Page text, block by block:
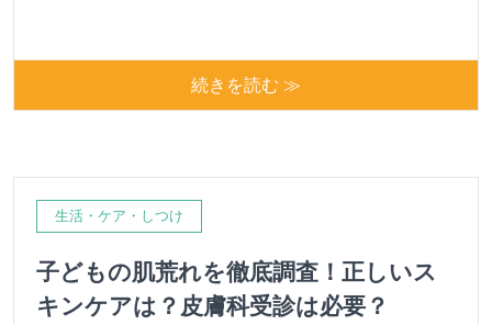
続きを読む ≫
生活・ケア・しつけ
子どもの肌荒れを徹底調査！正しいス
キンケアは？皮膚科受診は必要？